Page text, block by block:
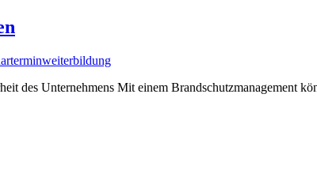
terminweiterbildung
des Unternehmens Mit einem Brandschutzmanagement